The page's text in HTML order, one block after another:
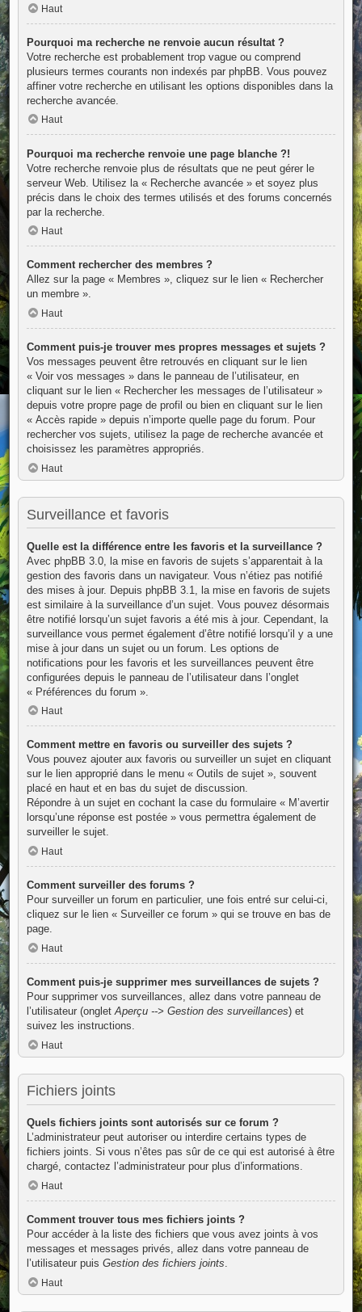
Haut
Pourquoi ma recherche ne renvoie aucun résultat ?
Votre recherche est probablement trop vague ou comprend
plusieurs termes courants non indexés par phpBB. Vous pouvez
affiner votre recherche en utilisant les options disponibles dans la
recherche avancée.
Haut
Pourquoi ma recherche renvoie une page blanche ?!
Votre recherche renvoie plus de résultats que ne peut gérer le
serveur Web. Utilisez la « Recherche avancée » et soyez plus
précis dans le choix des termes utilisés et des forums concernés
par la recherche.
Haut
Comment rechercher des membres ?
Allez sur la page « Membres », cliquez sur le lien « Rechercher
un membre ».
Haut
Comment puis-je trouver mes propres messages et sujets ?
Vos messages peuvent être retrouvés en cliquant sur le lien
« Voir vos messages » dans le panneau de l’utilisateur, en
cliquant sur le lien « Rechercher les messages de l’utilisateur »
depuis votre propre page de profil ou bien en cliquant sur le lien
« Accès rapide » depuis n’importe quelle page du forum. Pour
rechercher vos sujets, utilisez la page de recherche avancée et
choisissez les paramètres appropriés.
Haut
Surveillance et favoris
Quelle est la différence entre les favoris et la surveillance ?
Avec phpBB 3.0, la mise en favoris de sujets s’apparentait à la
gestion des favoris dans un navigateur. Vous n’étiez pas notifié
des mises à jour. Depuis phpBB 3.1, la mise en favoris de sujets
est similaire à la surveillance d’un sujet. Vous pouvez désormais
être notifié lorsqu’un sujet favoris a été mis à jour. Cependant, la
surveillance vous permet également d’être notifié lorsqu’il y a une
mise à jour dans un sujet ou un forum. Les options de
notifications pour les favoris et les surveillances peuvent être
configurées depuis le panneau de l’utilisateur dans l’onglet
« Préférences du forum ».
Haut
Comment mettre en favoris ou surveiller des sujets ?
Vous pouvez ajouter aux favoris ou surveiller un sujet en cliquant
sur le lien approprié dans le menu « Outils de sujet », souvent
placé en haut et en bas du sujet de discussion.
Répondre à un sujet en cochant la case du formulaire « M’avertir
lorsqu’une réponse est postée » vous permettra également de
surveiller le sujet.
Haut
Comment surveiller des forums ?
Pour surveiller un forum en particulier, une fois entré sur celui-ci,
cliquez sur le lien « Surveiller ce forum » qui se trouve en bas de
page.
Haut
Comment puis-je supprimer mes surveillances de sujets ?
Pour supprimer vos surveillances, allez dans votre panneau de
l’utilisateur (onglet Aperçu --> Gestion des surveillances) et
suivez les instructions.
Haut
Fichiers joints
Quels fichiers joints sont autorisés sur ce forum ?
L’administrateur peut autoriser ou interdire certains types de
fichiers joints. Si vous n’êtes pas sûr de ce qui est autorisé à être
chargé, contactez l’administrateur pour plus d’informations.
Haut
Comment trouver tous mes fichiers joints ?
Pour accéder à la liste des fichiers que vous avez joints à vos
messages et messages privés, allez dans votre panneau de
l’utilisateur puis Gestion des fichiers joints.
Haut